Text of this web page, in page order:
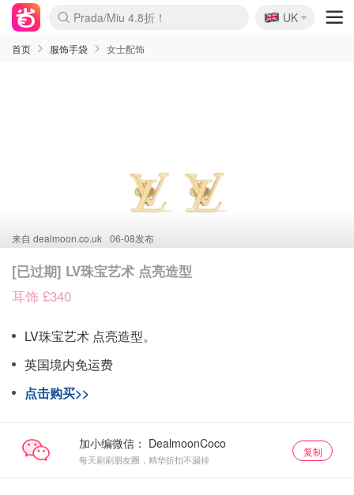
麦卢卡蜂蜜夏促！个位数！
Prada/Miu 4.8折！
啥？必胜客披萨5折！
🇬🇧
UK
首页 服饰手袋 女士配饰
来自 dealmoon.co.uk 06-08发布
[已过期] LV珠宝艺术 点亮造型
耳饰 £340
LV珠宝艺术 点亮造型。
英国境内免运费
点击购买>>
加小编微信：
每天刷刷朋友圈，精华折扣不漏掉
复制